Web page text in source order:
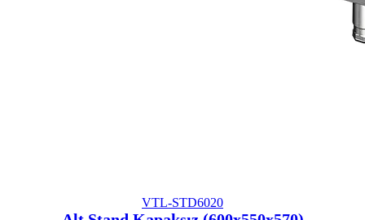
VTL-STD6020